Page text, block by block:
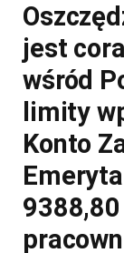
jest
wśród
limity
Konto